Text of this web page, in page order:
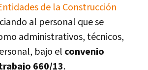
de la Construcción
al personal que se
administrativos, técnicos,
bajo el convenio
660/13.